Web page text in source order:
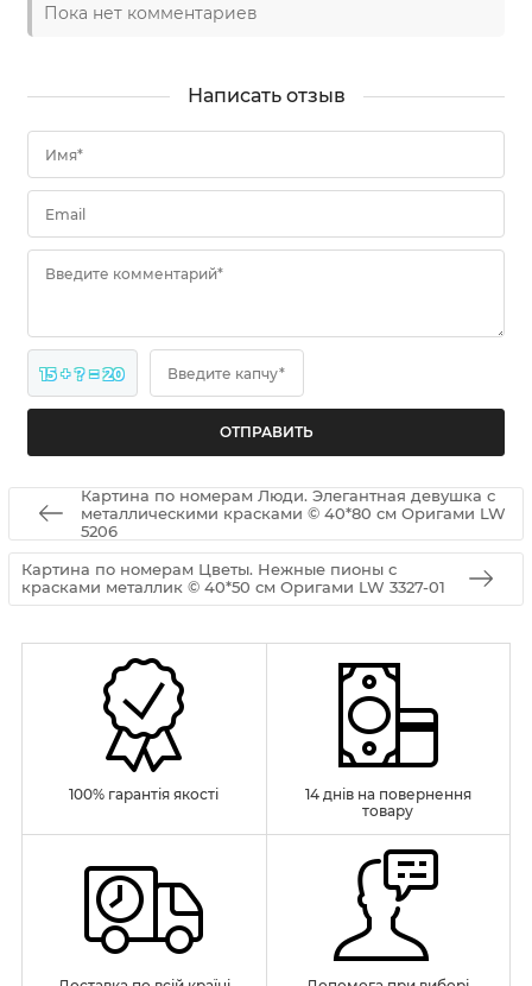
Пока нет комментариев
Написать отзыв
Имя*
Email
Введите комментарий*
15 + ? = 20 Введите капчу*
Картина по номерам Люди. Элегантная девушка с
металлическими красками © 40*80 см Оригами LW
5206
Картина по номерам Цветы. Нежные пионы с
красками металлик © 40*50 см Оригами LW 3327-01
100% гарантія якості
14 днів на повернення
товару